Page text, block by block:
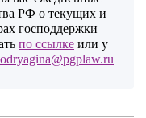
РФ о текущих и
господдержки
по ссылке или у